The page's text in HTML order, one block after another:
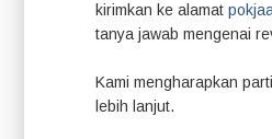
kirimkan ke alamat
tanya jawab mengenai
Kami mengharapkan
lebih lanjut.